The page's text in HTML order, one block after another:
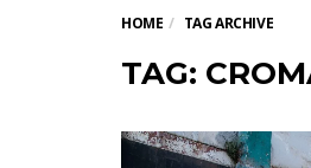
HOME TAG ARCHIVE
TAG: